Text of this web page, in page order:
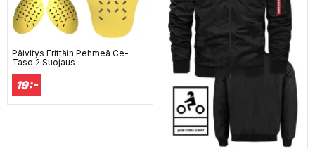
Päivitys Erittäin Pehmeä Ce-
Taso 2 Suojaus
19:-